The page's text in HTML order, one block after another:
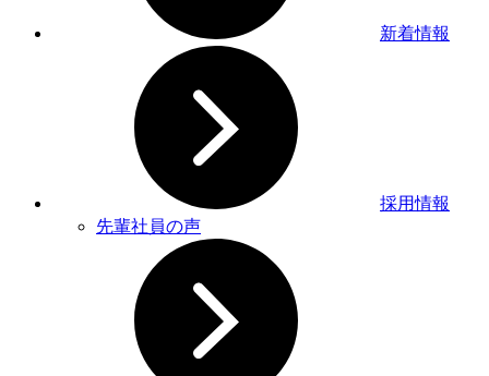
新着情報
採用情報
先輩社員の声